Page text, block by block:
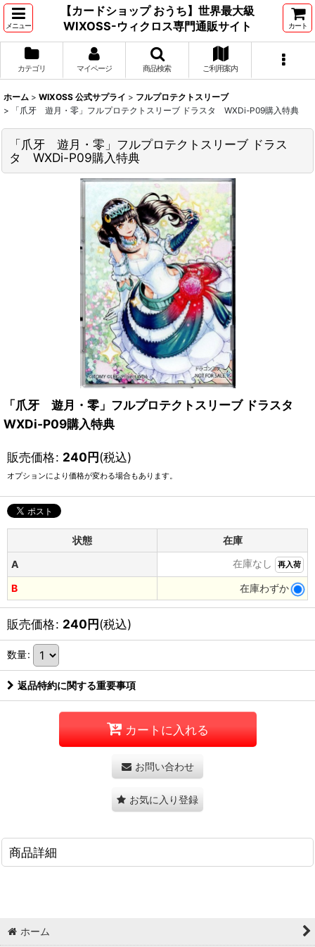
メニュー
【カードショップ おうち】世界最大級
WIXOSS-ウィクロス専門通販サイト
カート
カテゴリ マイページ 商品検索 ご利用案内
ホーム > WIXOSS 公式サプライ > フルプロテクトスリーブ
>
「爪牙 遊月・零」フルプロテクトスリーブ ドラスタ WXDi-P09購入特典
「爪牙 遊月・零」フルプロテクトスリーブ ドラス
タ WXDi-P09購入特典
「爪牙 遊月・零」フルプロテクトスリーブ ドラスタ
WXDi-P09購入特典
販売価格: 240円(税込)
オプションにより価格が変わる場合もあります。
状態
在庫
A
在庫なし 再入荷
B 在庫わずか
販売価格: 240円(税込)
数量:
返品特約に関する重要事項
カートに入れる
お問い合わせ
お気に入り登録
商品詳細
ホーム